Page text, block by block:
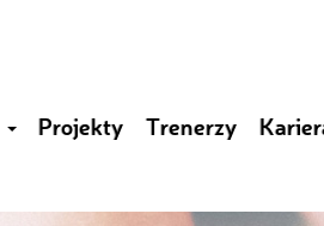
Projekty Trenerzy